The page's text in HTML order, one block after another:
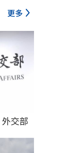
更多
交部